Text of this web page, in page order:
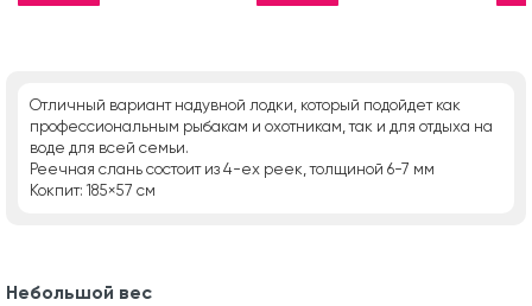
Отличный вариант надувной лодки, который подойдет как
профессиональным рыбакам и охотникам, так и для отдыха на
воде для всей семьи.
Реечная слань состоит из 4-ех реек, толщиной 6-7 мм
Кокпит: 185×57 см
Небольшой вес